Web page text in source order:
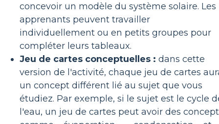
concevoir un modèle du système solaire. Les
apprenants peuvent travailler
individuellement ou en petits groupes pour
compléter leurs tableaux.
Jeu de cartes conceptuelles : dans cette
version de l'activité, chaque jeu de cartes
un concept différent lié au sujet que vous
étudiez. Par exemple, si le sujet est le cycle
l'eau, un jeu de cartes peut avoir des